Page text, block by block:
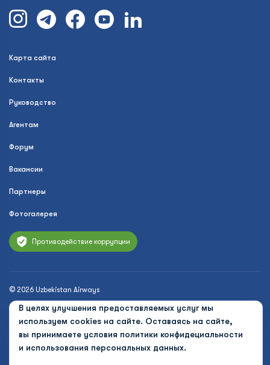
В целях улучшения предоставляемых услуг мы
используем cookies на сайте. Оставаясь на сайте,
вы принимаете условия политики конфидециальности
и использования персональных данных.
Карта сайта
Контакты
Руководство
Агентам
Форум
Вакансии
Партнеры
Фотогалерея
Противодействие коррупции
© 2026 Uzbekistan Airways
Политика конфиденциальности
Cookies